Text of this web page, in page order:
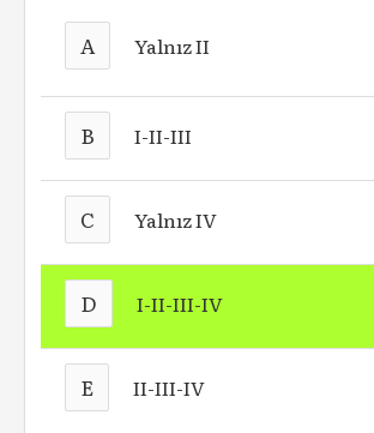
A Yalnız II
B I-II-III
C Yalnız IV
D I-II-III-IV
E II-III-IV